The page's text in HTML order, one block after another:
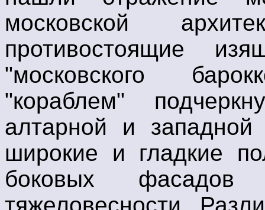
московской
противостоящие
"московского
"кораблем"
алтарной и западной
широкие и гладкие
боковых фасадов